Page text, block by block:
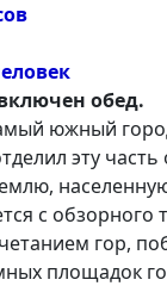
обед.
южный
эту часть
с
гор,
площадок